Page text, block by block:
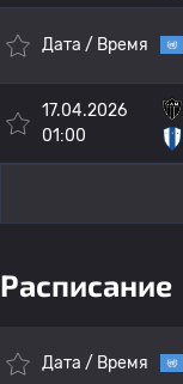
Дата / Время
17.04.2026
01:00
Расписание
Дата / Время